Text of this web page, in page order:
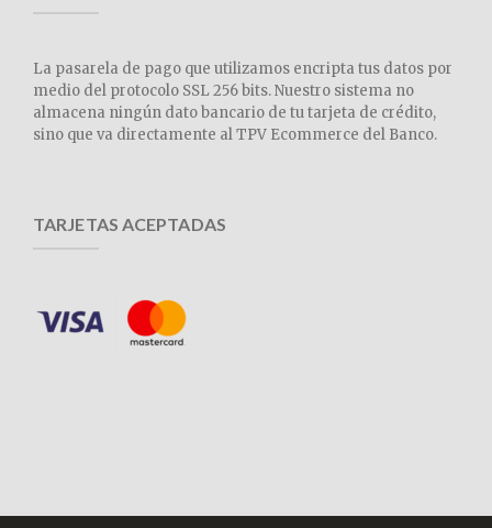
La pasarela de pago que utilizamos encripta tus datos por
medio del protocolo SSL 256 bits. Nuestro sistema no
almacena ningún dato bancario de tu tarjeta de crédito,
sino que va directamente al TPV Ecommerce del Banco.
TARJETAS ACEPTADAS